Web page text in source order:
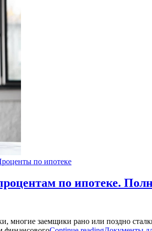
по ипотеке
по ипотеке.
многие заемщики рано или поздно